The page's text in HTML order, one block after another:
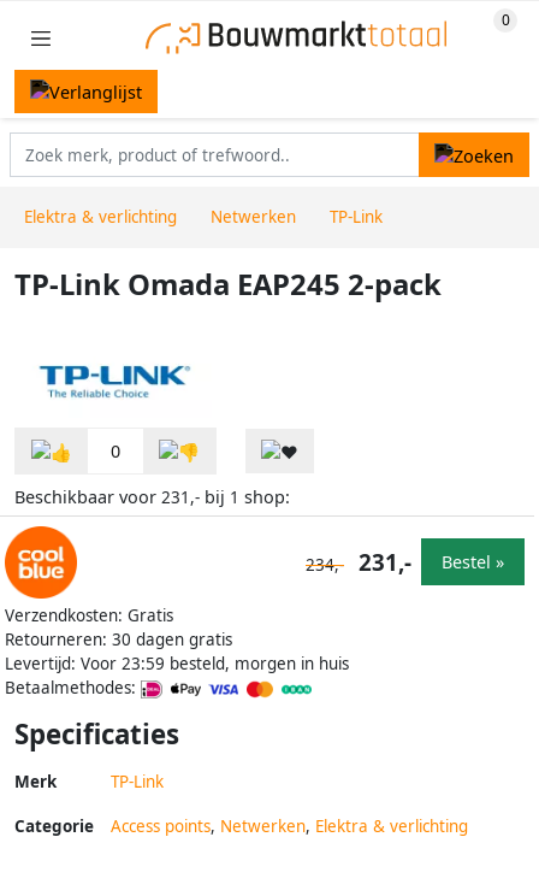
Elektra & verlichting Netwerken TP-Link
TP-Link Omada EAP245 2-pack
0
Beschikbaar voor 231,- bij 1 shop:
Verzendkosten: Gratis
Retourneren: 30 dagen gratis
Levertijd: Voor 23:59 besteld, morgen in huis
Betaalmethodes:
234,- 231,- Bestel »
Specificaties
Merk TP-Link
Categorie Access points, Netwerken, Elektra & verlichting